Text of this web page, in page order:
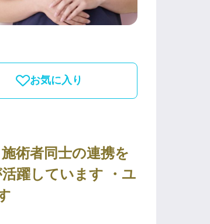
お気に入り
術者同士の連携を
躍しています ・ユ